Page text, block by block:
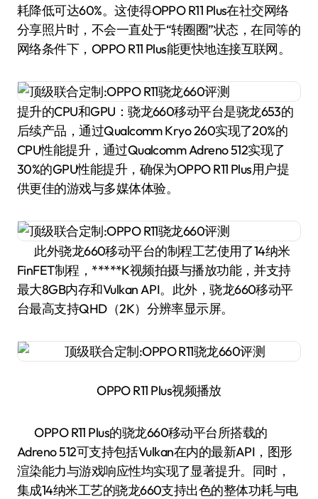
耗降低可达60%。这使得OPPO R11 Plus在社交网络
分享照片时，不会一直处于“转圈圈”状态，在同等的
网络条件下，OPPO R11 Plus能更快地连接互联网。
提升的CPU和GPU：骁龙660移动平台是骁龙653的
后续产品，通过Qualcomm Kryo 260实现了20%的
CPU性能提升，通过Qualcomm Adreno 512实现了
30%的GPU性能提升，确保为OPPO R11 Plus用户提
供更佳的游戏与多媒体体验。
此外骁龙660移动平台的制程工艺使用了14纳米
FinFET制程，*****K视频拍摄与播放功能，并支持
最大8GB内存和Vulkan API。此外，骁龙660移动平
台最高支持QHD（2K）分辨率显示屏。
OPPO R11 Plus视频播放
OPPO R11 Plus的骁龙660移动平台所搭载的
Adreno 512可支持包括Vulkan在内的最新API，图形
渲染能力与游戏响应性均实现了显著提升。同时，
集成14纳米工艺的骁龙660支持出色的整体功耗与电